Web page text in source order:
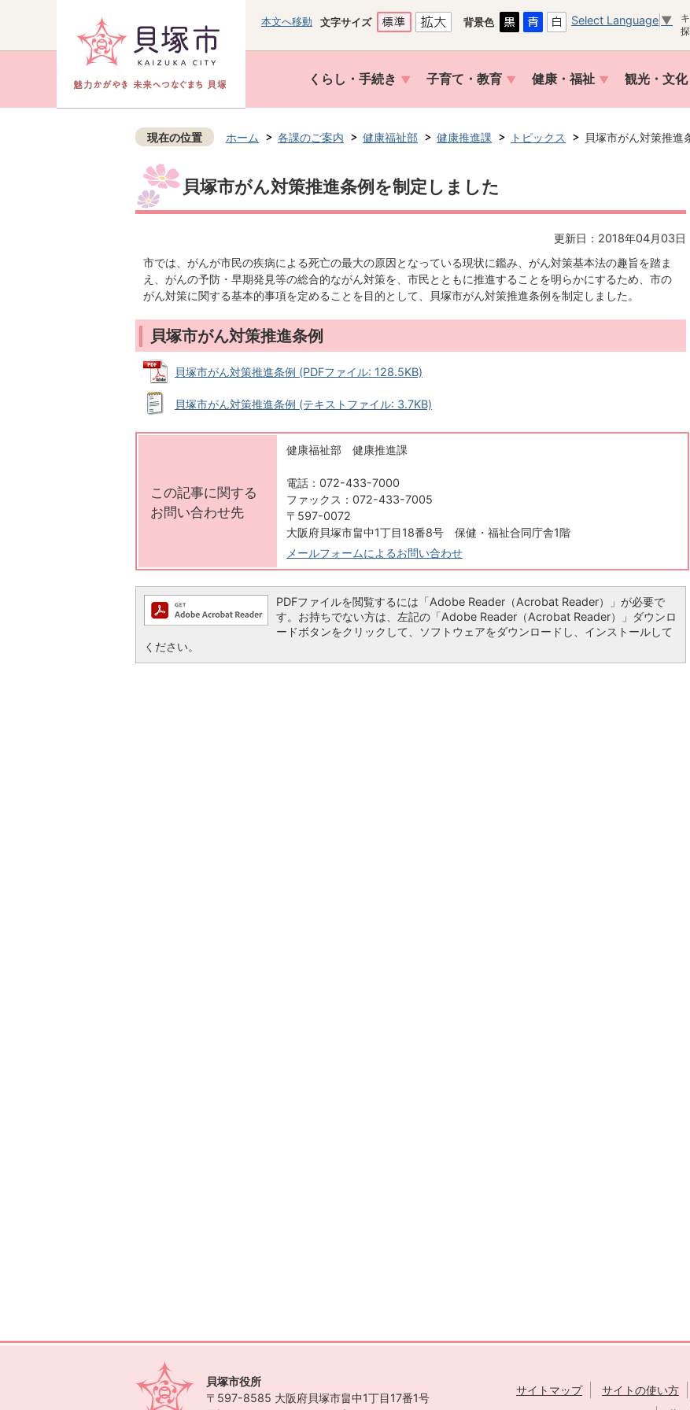
本文へ移動 文字サイズ 背景色 Select Language ▼
くらし・手続き 子育て・教育 健康・福祉 観光・文
現在の位置 ホーム 各課のご案内 健康福祉部 健康推進課 トピックス 貝塚市がん対策推進
貝塚市がん対策推進条例を制定しました
更新日：2018年04月03日
市では、がんが市民の疾病による死亡の最大の原因となっている現状に鑑み、がん対策基本法の趣旨を踏ま
え、がんの予防・早期発見等の総合的ながん対策を、市民とともに推進することを明らかにするため、市の
がん対策に関する基本的事項を定めることを目的として、貝塚市がん対策推進条例を制定しました。
貝塚市がん対策推進条例
貝塚市がん対策推進条例 (PDFファイル: 128.5KB)
貝塚市がん対策推進条例 (テキストファイル: 3.7KB)
この記事に関する
お問い合わせ先
健康福祉部 健康推進課
電話：072-433-7000
ファックス：072-433-7005
〒597-0072
大阪府貝塚市畠中1丁目18番8号 保健・福祉合同庁舎1階
メールフォームによるお問い合わせ
PDFファイルを閲覧するには「Adobe Reader（Acrobat Reader）」が必要で
す。お持ちでない方は、左記の「Adobe Reader（Acrobat Reader）」ダウンロ
ードボタンをクリックして、ソフトウェアをダウンロードし、インストールして
ください。
貝塚市役所
〒597-8585 大阪府貝塚市畠中1丁目17番1号
サイトマップ サイトの使い方